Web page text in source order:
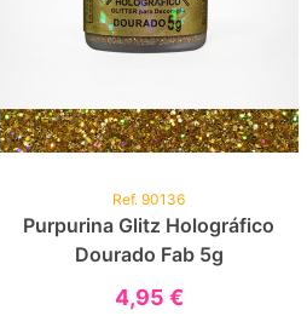
Ref. 90136
Purpurina Glitz Holográfico
Dourado Fab 5g
4,95 €